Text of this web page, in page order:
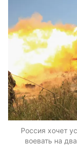
Россия хочет
воевать на